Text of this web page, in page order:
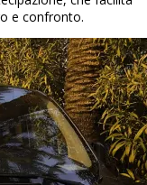
e confronto.